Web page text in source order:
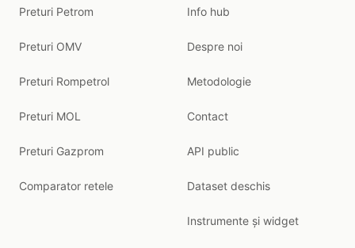
Preturi Petrom
Preturi OMV
Preturi Rompetrol
Preturi MOL
Preturi Gazprom
Comparator retele
Info hub
Despre noi
Metodologie
Contact
API public
Dataset deschis
Instrumente și widget